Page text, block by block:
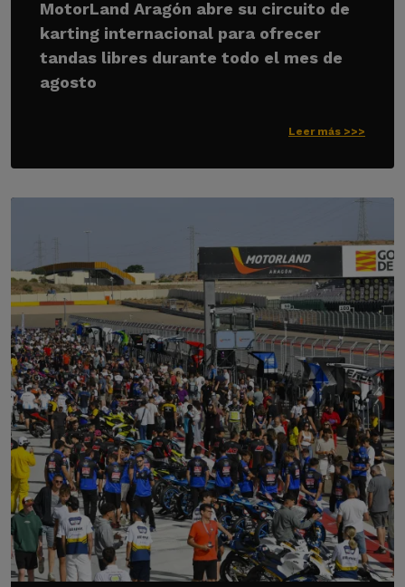
MotorLand Aragón abre su circuito de
karting internacional para ofrecer
tandas libres durante todo el mes de
agosto
Leer más >>>